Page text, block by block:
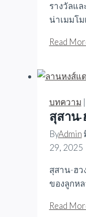
รางวัลแล
น่าเมมโ
Read
บทความ |
สุสาน-
ByAdmin
29, 2025
สุสาน-ฮว
ของลูกห
Read